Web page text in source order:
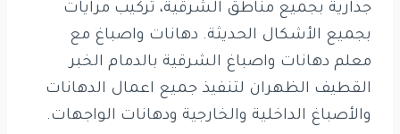
جدارية بجميع مناطق الشرقية، تركيب مرايات
بجميع الأشكال الحديثة. دهانات واصباغ مع
معلم دهانات واصباغ الشرقية بالدمام الخبر
القطيف الظهران لتنفيذ جميع اعمال الدهانات
والأصباغ الداخلية والخارجية ودهانات الواجهات.